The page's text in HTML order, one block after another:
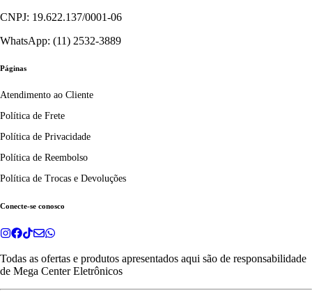
CNPJ: 19.622.137/0001-06
WhatsApp: (11) 2532-3889
Páginas
Atendimento ao Cliente
Política de Frete
Política de Privacidade
Política de Reembolso
Política de Trocas e Devoluções
Conecte-se conosco
Todas as ofertas e produtos apresentados aqui são de responsabilidade
de Mega Center Eletrônicos